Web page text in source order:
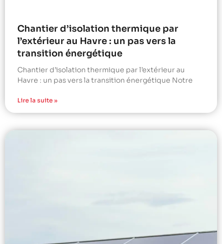
Chantier d’isolation thermique par
l’extérieur au Havre : un pas vers la
transition énergétique
Chantier d’isolation thermique par l’extérieur au
Havre : un pas vers la transition énergétique Notre
Lire la suite »